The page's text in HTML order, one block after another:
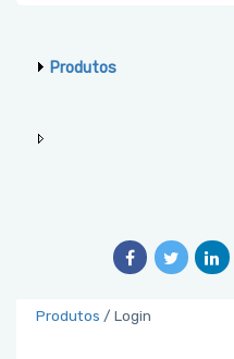
Produtos
Produtos / Login